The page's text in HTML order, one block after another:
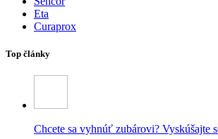
Eta
Curaprox
Top články
Chcete sa vyhnúť zubárovi? Vyskúšajte